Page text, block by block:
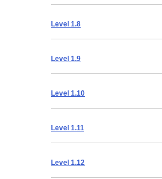
Level 1.8
Level 1.9
Level 1.10
Level 1.11
Level 1.12